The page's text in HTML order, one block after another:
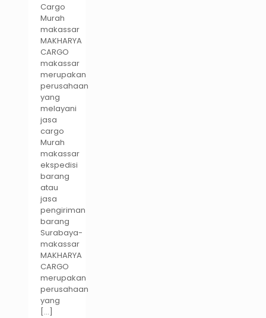
Cargo
Murah
makassar
MAKHARYA
CARGO
makassar
merupakan
perusahaan
yang
melayani
jasa
cargo
Murah
makassar
ekspedisi
barang
atau
jasa
pengiriman
barang
Surabaya-
makassar
MAKHARYA
CARGO
merupakan
perusahaan
yang
[…]